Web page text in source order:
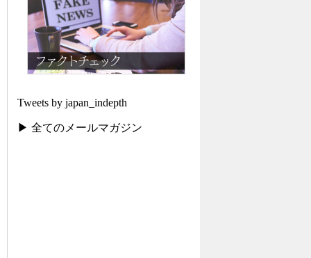
Tweets by japan_indepth
▶ 全てのメールマガジン